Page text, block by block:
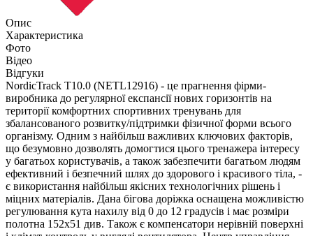
Опис
Характеристика
Фото
Відео
Відгуки
NordicTrack T10.0 (NETL12916) - це прагнення фірми-
виробника до регулярної експансії нових горизонтів на
території комфортних спортивних тренувань для
збалансованого розвитку/підтримки фізичної форми всього
організму. Одним з найбільш важливих ключових факторів,
що безумовно дозволять домогтися цього тренажера інтересу
у багатьох користувачів, а також забезпечити багатьом людям
ефективний і безпечний шлях до здорового і красивого тіла, -
є використання найбільш якісних технологічних рішень і
міцних матеріалів. Дана бігова доріжка оснащена можливістю
регулювання кута нахилу від 0 до 12 градусів і має розміри
полотна 152х51 див. Також є компенсатори нерівній поверхні